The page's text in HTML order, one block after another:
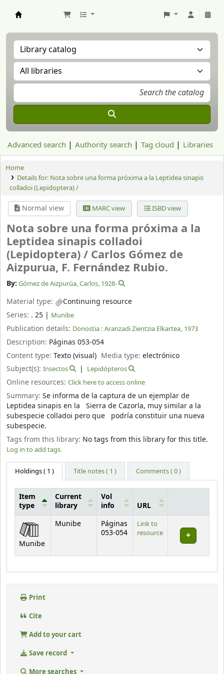
Advanced search Authority search Tag cloud Libraries
Home
Details for: Nota sobre una forma próxima a la Leptidea sinapis
colladoi (Lepidoptera) /
Normal view MARC view ISBD view
Nota sobre una forma próxima a la
Leptidea sinapis colladoi
(Lepidoptera) / Carlos Gómez de
Aizpurua, F. Fernández Rubio.
By: Gómez de Aizpurúa, Carlos, 1928-
Material type:
Continuing resource
Series: . 25 | Munibe
Publication details: Donostia : Aranzadi Zientzia Elkartea, 1973
Description: Páginas 053-054
Content type: Texto (visual) Media type:electrónico
Subject(s): Insectos Lepidópteros
Online resources: Click here to access online
Summary: Se informa de la captura de un ejemplar de
Leptidea sinapis en la Sierra de Cazorla, muy similar a la
subespecie colladoi pero que podría constituir una nueva
subespecie.
Tags from this library: No tags from this library for this title.
Log in to add tags.
Holdings( 1 ) Title notes ( 1 ) Comments ( 0 )
Holdings
Item
type
Current
library
Vol
info
URL
Munibe
Munibe
Páginas
053-054
Link to
resource
Print
Cite
Add to your cart
Save record
More searches